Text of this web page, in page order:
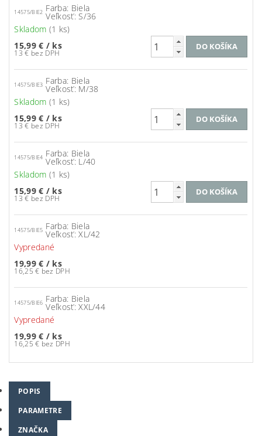
14575/BIE2 Farba: Biela
Veľkosť: S/36
Skladom (1 ks)
15,99 € / ks
13 € bez DPH
14575/BIE3 Farba: Biela
Veľkosť: M/38
Skladom (1 ks)
15,99 € / ks
13 € bez DPH
14575/BIE4 Farba: Biela
Veľkosť: L/40
Skladom (1 ks)
15,99 € / ks
13 € bez DPH
14575/BIE5 Farba: Biela
Veľkosť: XL/42
Vypredané
19,99 € / ks
16,25 € bez DPH
14575/BIE6 Farba: Biela
Veľkosť: XXL/44
Vypredané
19,99 € / ks
16,25 € bez DPH
POPIS
PARAMETRE
ZNAČKA